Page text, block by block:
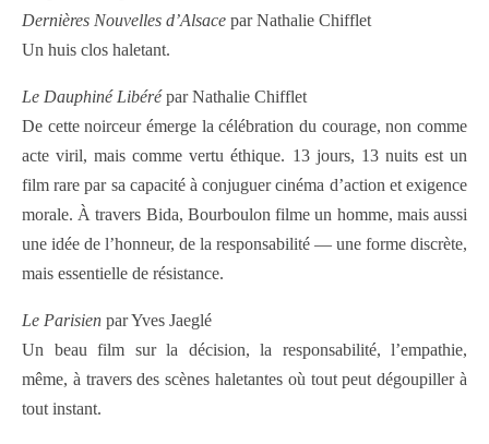
Dernières Nouvelles d’Alsace par Nathalie Chifflet
Un huis clos haletant.
Le Dauphiné Libérépar Nathalie Chifflet
De cette noirceur émerge la célébration du courage, non comme
acte viril, mais comme vertu éthique. 13 jours, 13 nuits est un
film rare par sa capacité à conjuguer cinéma d’action et exigence
morale. À travers Bida, Bourboulon filme un homme, mais aussi
une idée de l’honneur, de la responsabilité — une forme discrète,
mais essentielle de résistance.
Le Parisien par Yves Jaeglé
Un beau film sur la décision, la responsabilité, l’empathie,
même, à travers des scènes haletantes où tout peut dégoupiller à
tout instant.